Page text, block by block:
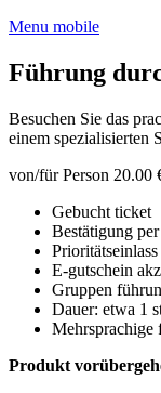
Menu mobile
Führung
Besuchen Sie das
einem spezialisierten
von/für Person 20.00
Gebucht ticket
Bestätigung
Prioritätseinlass
E-gutschein
Gruppen
Dauer: etwa 1
Mehrsprachige
Produkt